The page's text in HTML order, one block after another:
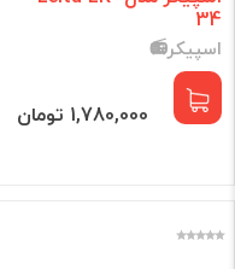
34
اسپیکر📻
1,780,000 تومان